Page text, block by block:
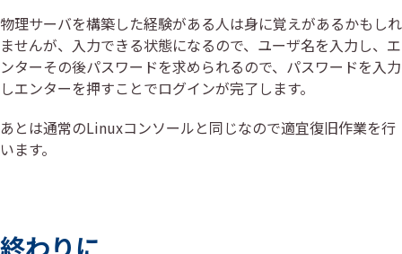
物理サーバを構築した経験がある人は身に覚えがあるかもしれ
ませんが、入力できる状態になるので、ユーザ名を入力し、エ
ンターその後パスワードを求められるので、パスワードを入力
しエンターを押すことでログインが完了します。
あとは通常のLinuxコンソールと同じなので適宜復旧作業を行
います。